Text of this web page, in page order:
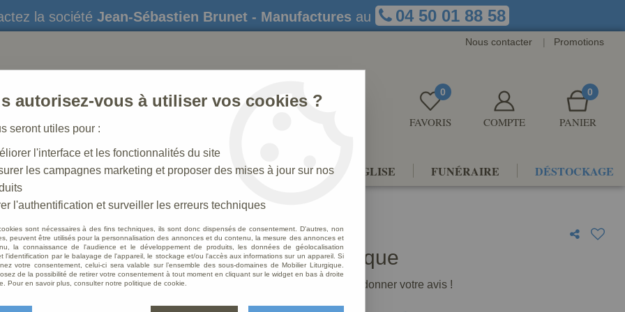
la société Jean-Sébastien Brunet - Manufactures au 04 50 01 88 58
Nous contacter | Promotions
0
FAVORIS COMPTE
0
PANIER
STATUES CRÈCHES DE NOËL AMÉNAGEMENTS D'ÉGLISE FUNÉRAIRE DÉSTOCKAGE
N° 41_50 CM >Femme Antique
Femme Antique
Soyez le premier à donner votre avis !
autorisez-vous à utiliser vos cookies ?
seront utiles pour :
l'interface et les fonctionnalités du site
les campagnes marketing et proposer des mises à jour sur nos
l'authentification et surveiller les erreurs techniques
sont nécessaires à des fins techniques, ils sont donc dispensés de consentement. D'autres, non
peuvent être utilisés pour la personnalisation des annonces et du contenu, la mesure des annonces et
la connaissance de l'audience et le développement de produits, les données de géolocalisation
l'identification par le balayage de l'appareil, le stockage et/ou l'accès aux informations sur un appareil. Si
votre consentement, celui-ci sera valable sur l’ensemble des sous-domaines de Mobilier Liturgique.
de la possibilité de retirer votre consentement à tout moment en cliquant sur le widget en bas à droite
Pour en savoir plus, consulter notre politique de cookie.